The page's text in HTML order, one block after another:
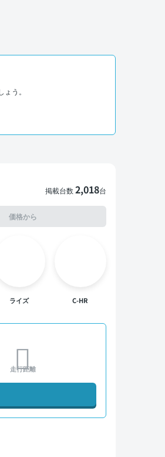
う。
掲載台数2,018台
価格から
ライズ C-HR
走行距離